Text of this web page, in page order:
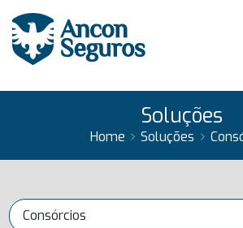
Soluções
Home Soluções